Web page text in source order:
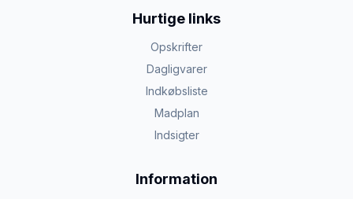
Hurtige links
Opskrifter
Dagligvarer
Indkøbsliste
Madplan
Indsigter
Information